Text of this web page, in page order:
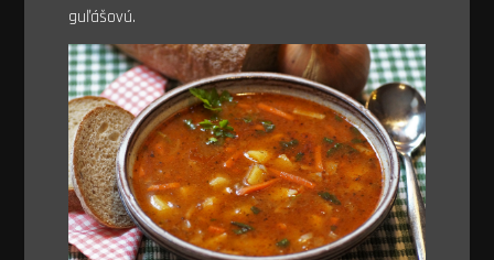
guľášovú.